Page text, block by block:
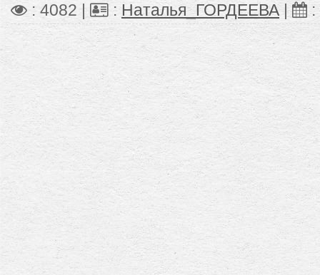
: 4082 | : Наталья_ГОРДЕЕВА | :